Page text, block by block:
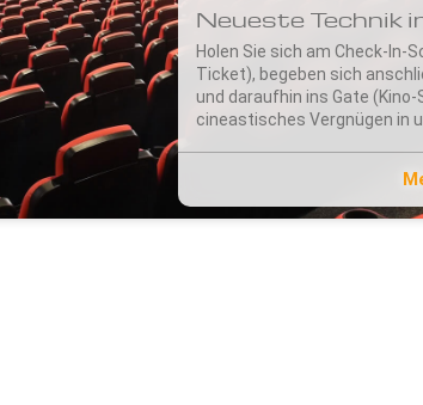
Neueste Technik
Holen Sie sich am Check-In-
Ticket), begeben sich
und daraufhin ins Gate
cineastisches Vergnügen in